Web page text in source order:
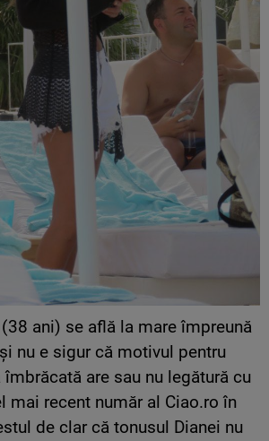
ani) se află la mare împreună
nu e sigur că motivul pentru
are sau nu legătură cu
mai recent număr al Ciao.ro în
de clar că tonusul Dianei nu